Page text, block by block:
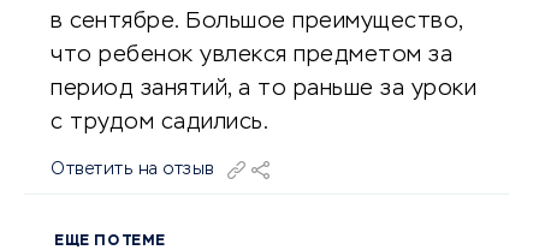
в сентябре. Большое преимущество,
что ребенок увлекся предметом за
период занятий, а то раньше за уроки
с трудом садились.
Ответить на отзыв
ЕЩЕ ПО ТЕМЕ